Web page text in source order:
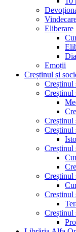
Eliberare
Emoții
Creștinul și
Creștinul
Creștinul
Creștinul
Creștinul
Creștinul
Creștinul
Creștinul
Creștinul